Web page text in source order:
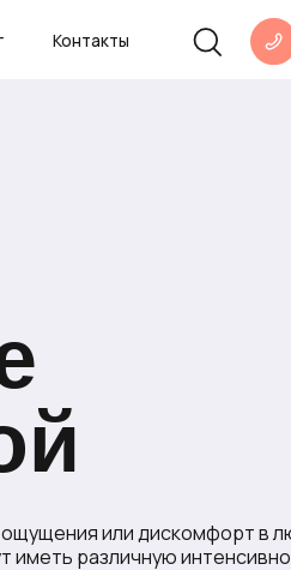
или дискомфорт в
иметь различную